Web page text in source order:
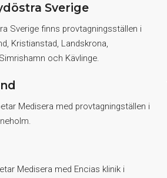
Sverige
Sverige finns provtagningsställen i
Kristianstad, Landskrona,
och Kävlinge.
Medisera med provtagningställen i
Medisera med Encias klinik i